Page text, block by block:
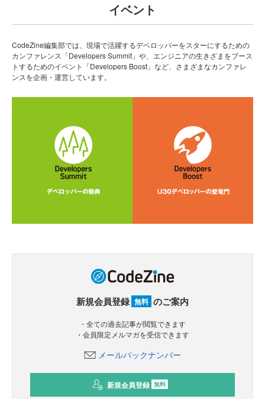
イベント
CodeZine編集部では、現場で活躍するデベロッパーをスターにするための
カンファレンス「Developers Summit」や、エンジニアの生きざまをブース
トするためのイベント「Developers Boost」など、さまざまなカンファレ
ンスを企画・運営しています。
新規会員登録 無料 のご案内
・全ての過去記事が閲覧できます
・会員限定メルマガを受信できます
メールバックナンバー
新規会員登録 無料